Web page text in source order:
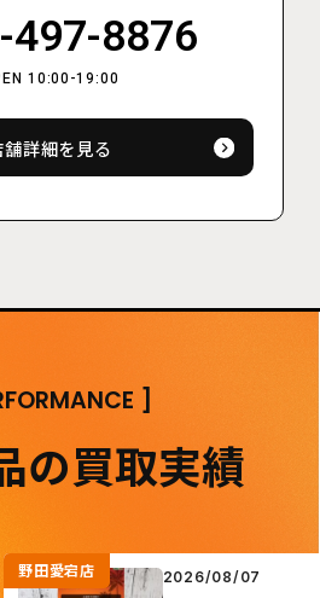
497-8876
10:00-19:00
舗詳細を見る
]
の買取実績
田愛宕店 2026/08/07